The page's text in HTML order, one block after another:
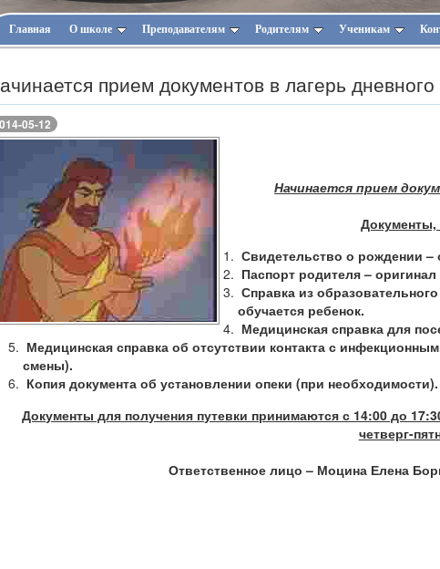
Главная О школе Преподавателям Родителям Ученикам
прием документов в лагерь
05-12
Начинается прием
Документы,
Свидетельство о рождении –
Паспорт родителя –
Справка из
обучается ребенок.
Медицинская справка для
Медицинская справка об отсутствии контакта с
смены).
Копия документа об установлении опеки (при необходимости).
Документы для получения путевки принимаются с 14:00 до
четверг-
Ответственное лицо – Моцина Елена